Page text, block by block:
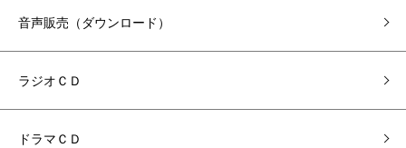
音声販売（ダウンロード）
ラジオＣＤ
ドラマＣＤ